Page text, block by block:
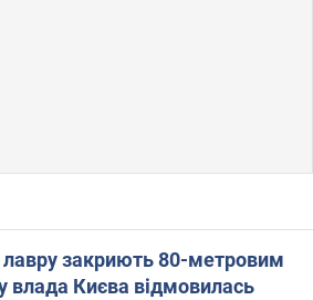
закриють 80-метровим
Києва відмовилась